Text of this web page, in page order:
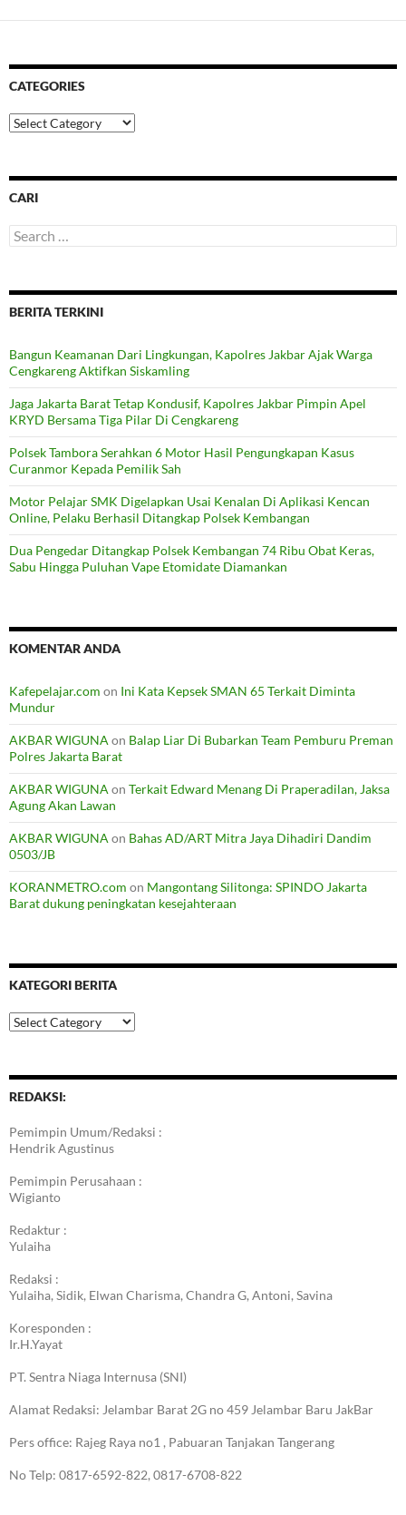
CATEGORIES
Categories
CARI
Search
for:
BERITA TERKINI
Bangun Keamanan Dari Lingkungan, Kapolres Jakbar Ajak Warga
Cengkareng Aktifkan Siskamling
Jaga Jakarta Barat Tetap Kondusif, Kapolres Jakbar Pimpin Apel
KRYD Bersama Tiga Pilar Di Cengkareng
Polsek Tambora Serahkan 6 Motor Hasil Pengungkapan Kasus
Curanmor Kepada Pemilik Sah
Motor Pelajar SMK Digelapkan Usai Kenalan Di Aplikasi Kencan
Online, Pelaku Berhasil Ditangkap Polsek Kembangan
Dua Pengedar Ditangkap Polsek Kembangan 74 Ribu Obat Keras,
Sabu Hingga Puluhan Vape Etomidate Diamankan
KOMENTAR ANDA
Kafepelajar.com on Ini Kata Kepsek SMAN 65 Terkait Diminta
Mundur
AKBAR WIGUNA on Balap Liar Di Bubarkan Team Pemburu Preman
Polres Jakarta Barat
AKBAR WIGUNA on Terkait Edward Menang Di Praperadilan, Jaksa
Agung Akan Lawan
AKBAR WIGUNA on Bahas AD/ART Mitra Jaya Dihadiri Dandim
0503/JB
KORANMETRO.com on Mangontang Silitonga: SPINDO Jakarta
Barat dukung peningkatan kesejahteraan
KATEGORI BERITA
Kategori
Berita
REDAKSI:
Pemimpin Umum/Redaksi :
Hendrik Agustinus
Pemimpin Perusahaan :
Wigianto
Redaktur :
Yulaiha
Redaksi :
Yulaiha, Sidik, Elwan Charisma, Chandra G, Antoni, Savina
Koresponden :
Ir.H.Yayat
PT. Sentra Niaga Internusa (SNI)
Alamat Redaksi: Jelambar Barat 2G no 459 Jelambar Baru JakBar
Pers office: Rajeg Raya no1 , Pabuaran Tanjakan Tangerang
No Telp: 0817-6592-822, 0817-6708-822